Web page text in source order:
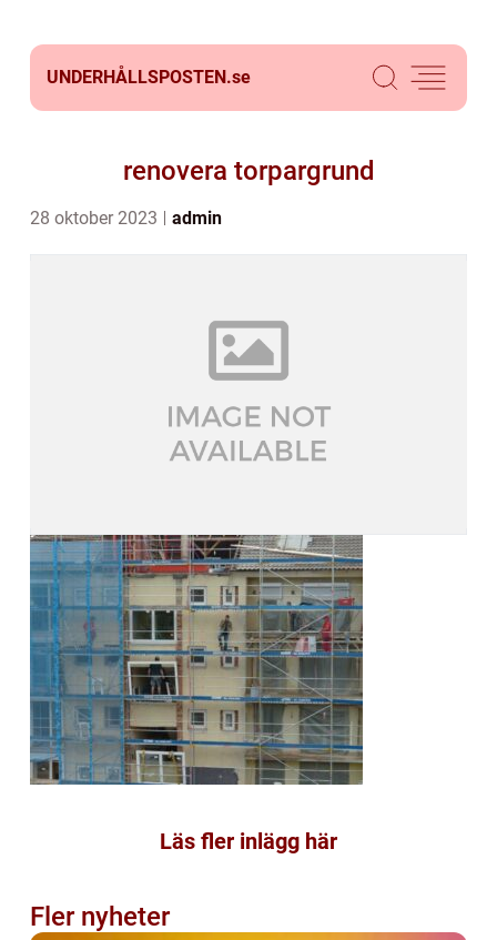
UNDERHÅLLSPOSTEN.se
renovera torpargrund
28 oktober 2023 admin
Läs fler inlägg här
Fler nyheter